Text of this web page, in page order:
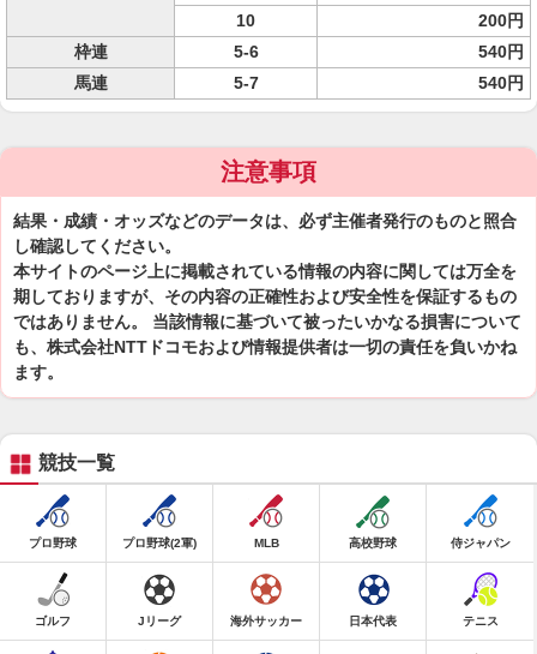
10
200円
枠連
5-6
540円
馬連
5-7 540円
注意事項
結果・成績・オッズなどのデータは、必ず主催者発行のものと照合
し確認してください。
本サイトのページ上に掲載されている情報の内容に関しては万全を
期しておりますが、その内容の正確性および安全性を保証するもの
ではありません。 当該情報に基づいて被ったいかなる損害について
も、株式会社NTTドコモおよび情報提供者は一切の責任を負いかね
ます。
競技一覧
プロ野球 プロ野球(2軍) MLB 高校野球 侍ジャパン
ゴルフ Jリーグ 海外サッカー 日本代表 テニス